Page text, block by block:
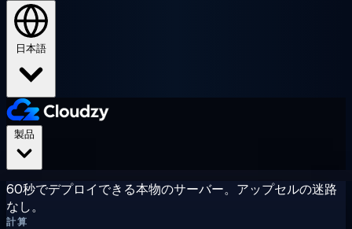
日本語
60秒でデプロイできる本物のサーバー。アップセルの迷路
なし。
計算